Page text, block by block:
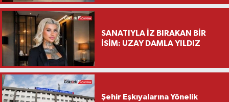
Ziyareti
SANATIYLA İZ BIRAKAN BİR
İSİM: UZAY DAMLA YILDIZ
Şehir Eşkıyalarına Yönelik